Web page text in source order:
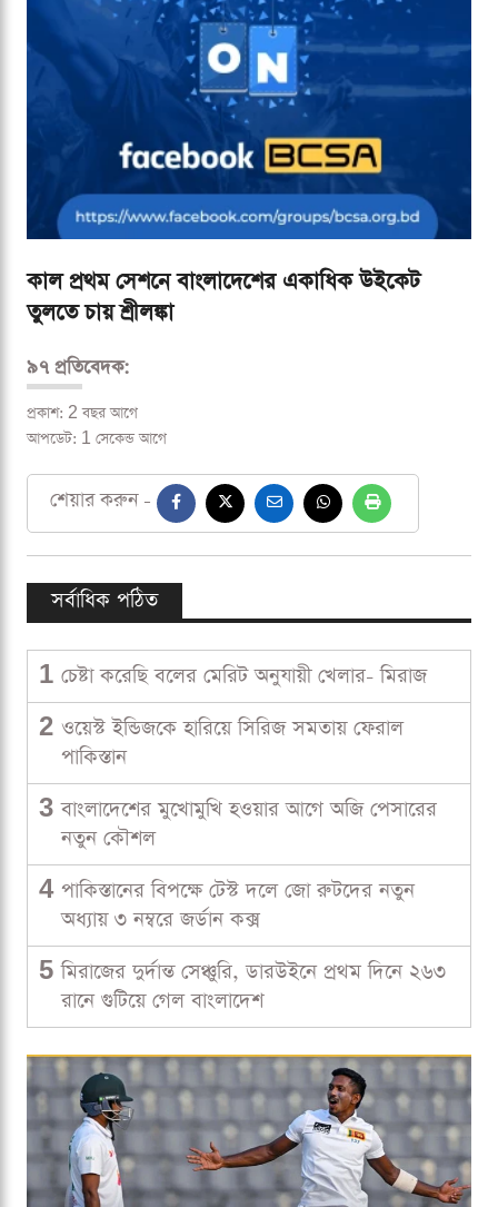
কাল প্রথম সেশনে বাংলাদেশের একাধিক উইকেট
তুলতে চায় শ্রীলঙ্কা
৯৭ প্রতিবেদক:
প্রকাশ: 2 বছর আগে
আপডেট: 1 সেকেন্ড আগে
শেয়ার করুন -
সর্বাধিক পঠিত
1 চেষ্টা করেছি বলের মেরিট অনুযায়ী খেলার- মিরাজ
2 ওয়েস্ট ইন্ডিজকে হারিয়ে সিরিজ সমতায় ফেরাল
পাকিস্তান
3 বাংলাদেশের মুখোমুখি হওয়ার আগে অজি পেসারের
নতুন কৌশল
4 পাকিস্তানের বিপক্ষে টেস্ট দলে জো রুটদের নতুন
অধ্যায় ৩ নম্বরে জর্ডান কক্স
5 মিরাজের দুর্দান্ত সেঞ্চুরি, ডারউইনে প্রথম দিনে ২৬৩
রানে গুটিয়ে গেল বাংলাদেশ